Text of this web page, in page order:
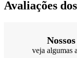
Avaliações
veja algumas